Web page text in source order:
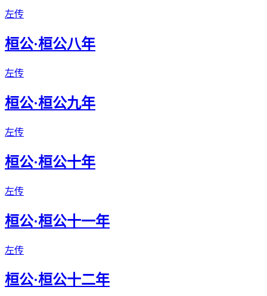
左传
桓公·桓公八年
左传
桓公·桓公九年
左传
桓公·桓公十年
左传
桓公·桓公十一年
左传
桓公·桓公十二年